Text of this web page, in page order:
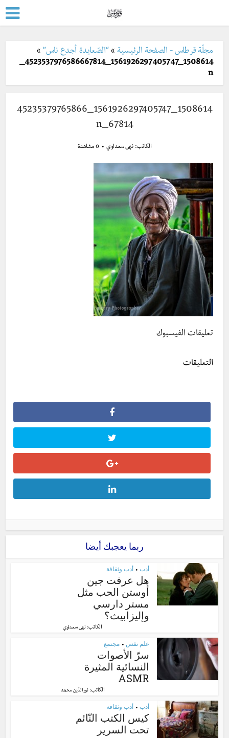
مجلّة قرطاس - الصفحة الرئيسية » “الصّعايدة أجدع ناس” »
1508614_1561926297405747_4523537976586667814_
n
1508614_1561926297405747_45235379765866
67814_n
الكاتب:نهى سعداوي 0 مشاهدة
تعليقات الفيسبوك
التعليقات
ربما يعجبك أيضا
أدب • أدب وثقافة
هل عرفت جين
أوستن الحب مثل
مستر دارسي
وإليزابيث؟
الكاتب: نهى سعداوي
علم نفس • مجتمع
سرّ الأصوات
النسائية المثيرة
ASMR
الكاتب:نور الدّين محمّد
أدب • أدب وثقافة
كيس الكتب النّائم
تحت السرير